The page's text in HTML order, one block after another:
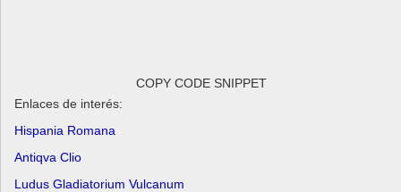
COPY CODE SNIPPET
Enlaces de interés:
Hispania Romana
Antiqva Clio
Ludus Gladiatorium Vulcanum